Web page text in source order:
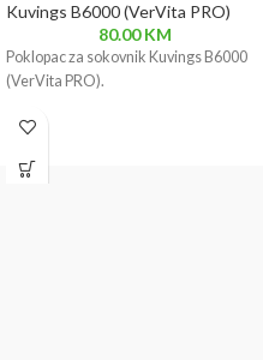
Kuvings B6000 (VerVita PRO)
80.00KM
Poklopac za sokovnik Kuvings B6000
(VerVita PRO).